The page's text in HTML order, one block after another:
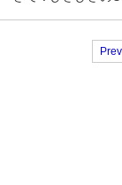
Prev